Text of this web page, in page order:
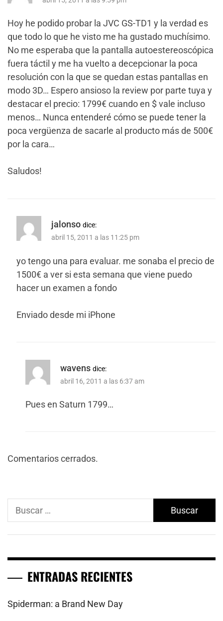
Hoy he podido probar la JVC GS-TD1 y la verdad es
que todo lo que he visto me ha gustado muchísimo.
No me esperaba que la pantalla autoestereoscópica
fuera táctil y me ha vuelto a decepcionar la poca
resolución con la que se quedan estas pantallas en
modo 3D… Espero ansioso la review por parte tuya y
destacar el precio: 1799€ cuando en $ vale incluso
menos… Nunca entenderé cómo se puede tener la
poca vergüenza de sacarle al producto más de 500€
por la cara…
Saludos!
jalonso dice:
abril 15, 2011 a las 11:25 pm
yo tengo una para evaluar. me sonaba el precio de
1500€ a ver si esta semana que viene puedo
hacer un examen a fondo
Enviado desde mi iPhone
wavens dice:
abril 16, 2011 a las 6:37 am
Pues en Saturn 1799…
Comentarios cerrados.
Buscar:
ENTRADAS RECIENTES
Spiderman: a Brand New Day